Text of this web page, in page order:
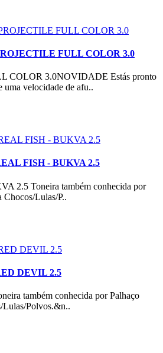
FULL COLOR 3.0
COLOR 3.0NOVIDADE Estás pronto
uma velocidade de afu..
FISH - BUKVA 2.5
2.5 Toneira também conhecida por
Chocos/Lulas/P..
DEVIL 2.5
também conhecida por Palhaço
Lulas/Polvos.&n..